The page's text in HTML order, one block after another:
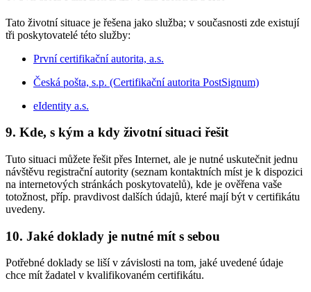
Tato životní situace je řešena jako služba; v současnosti zde existují
tři poskytovatelé této služby:
První certifikační autorita, a.s.
Česká pošta, s.p. (Certifikační autorita PostSignum)
eIdentity a.s.
9. Kde, s kým a kdy životní situaci řešit
Tuto situaci můžete řešit přes Internet, ale je nutné uskutečnit jednu
návštěvu registrační autority (seznam kontaktních míst je k dispozici
na internetových stránkách poskytovatelů), kde je ověřena vaše
totožnost, příp. pravdivost dalších údajů, které mají být v certifikátu
uvedeny.
10. Jaké doklady je nutné mít s sebou
Potřebné doklady se liší v závislosti na tom, jaké uvedené údaje
chce mít žadatel v kvalifikovaném certifikátu.